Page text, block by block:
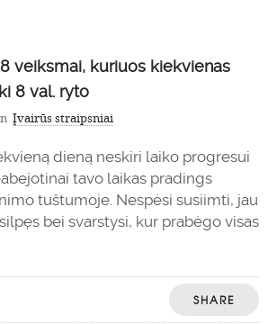
veiksmai, kuriuos kiekvienas
8 val. ryto
Įvairūs straipsniai
dieną neskiri laiko progresui
tavo laikas pradings
tuštumoje. Nespėsi susiimti, jau
bei svarstysi, kur prabėgo visas
SHARE